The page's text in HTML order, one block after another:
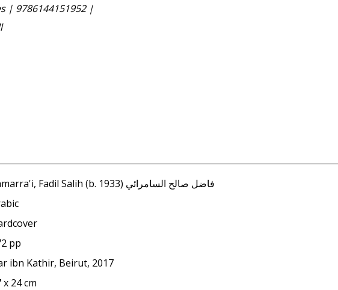
| 9786144151952 |
Samarra'i, Fadil Salih (b. 1933) فاضل صالح السامرائي
pp
ibn Kathir, Beirut, 2017
x 24 cm